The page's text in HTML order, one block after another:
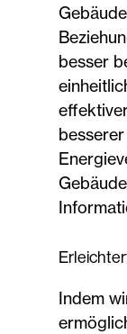
besser
Indem